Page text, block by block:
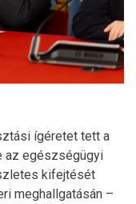
ígéretet tett a
az egészségügyi
kifejtését
meghallgatásán –